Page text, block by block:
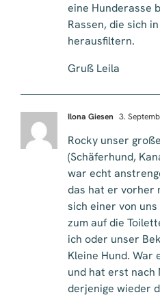
eine Hunderasse
Rassen, die sich
herausfiltern.
Gruß Leila
Ilona Giesen 3.
Rocky unser
(Schäferhund,
war echt
das hat er vorher
sich einer von
zum auf die
ich oder unser
Kleine Hund. War
und hat erst nach
derjenige wieder